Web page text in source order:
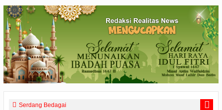
Serdang Bedagai